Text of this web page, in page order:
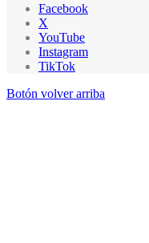
Facebook
X
YouTube
Instagram
TikTok
Botón volver arriba